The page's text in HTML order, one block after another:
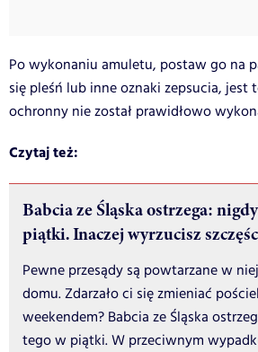
Po wykonaniu amuletu, postaw go na
się pleśń lub inne oznaki zepsucia, jest
ochronny nie został prawidłowo
Czytaj też:
Babcia ze Śląska ostrzega:
piątki. Inaczej wyrzucisz
Pewne przesądy są powtarzane w
domu. Zdarzało ci się zmieniać
weekendem? Babcia ze Śląska
tego w piątki. W przeciwnym